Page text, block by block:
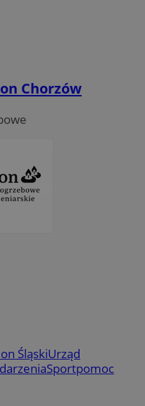
Chorzów
ŚląskiUrząd
Sportpomoc